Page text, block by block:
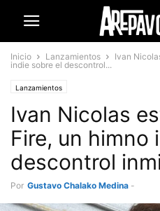
Inicio Lanzamientos
Ivan
indie sobre el descontrol...
Lanzamientos
Ivan Nicolas
Fire, un himno
descontrol
Por Gustavo Chalako Medina -